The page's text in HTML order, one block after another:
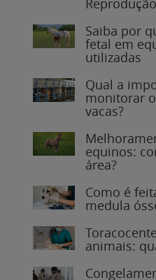
Saiba por
fetal em
utilizadas
Qual a
monitorar
vacas?
equinos:
área?
Como é
medula
animais: